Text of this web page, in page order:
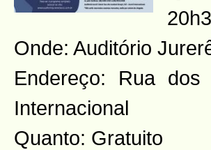
Onde: Auditório
Endereço: Rua
Internacional
Quanto: Gratuito